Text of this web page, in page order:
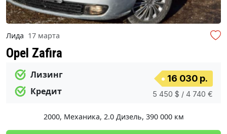
Лида 17 марта
Opel Zafira
Лизинг
Кредит
16 030 р.
5 450 $ / 4 740 €
2000, Механика, 2.0 Дизель, 390 000 км